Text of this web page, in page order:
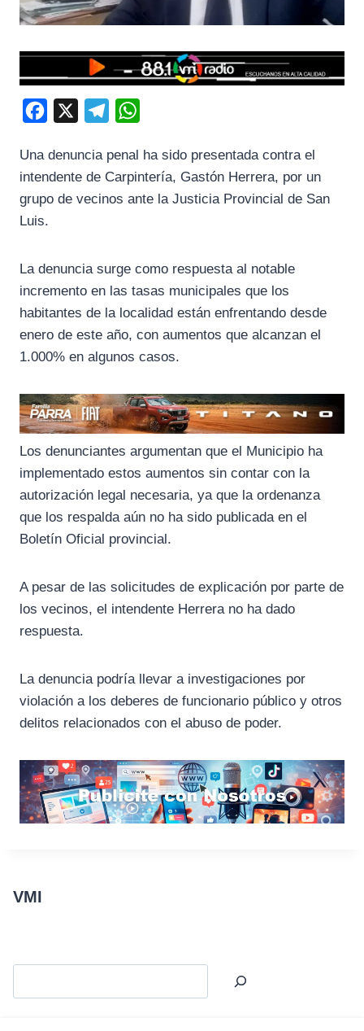
c
e
b
l
e
g
m
a
t
s
Una denuncia penal ha sido presentada contra el
intendente de Carpintería, Gastón Herrera, por un
grupo de vecinos ante la Justicia Provincial de San
Luis.
La denuncia surge como respuesta al notable
incremento en las tasas municipales que los
habitantes de la localidad están enfrentando desde
enero de este año, con aumentos que alcanzan el
1.000% en algunos casos.
Los denunciantes argumentan que el Municipio ha
implementado estos aumentos sin contar con la
autorización legal necesaria, ya que la ordenanza
que los respalda aún no ha sido publicada en el
Boletín Oficial provincial.
A pesar de las solicitudes de explicación por parte de
los vecinos, el intendente Herrera no ha dado
respuesta.
La denuncia podría llevar a investigaciones por
violación a los deberes de funcionario público y otros
delitos relacionados con el abuso de poder.
VMI